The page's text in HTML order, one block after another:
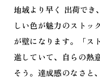
地域より早く 出荷でき
しい色が魅力のストッ
が壁になります。「ス
進していて、自らの熱
そう。達成感のなさと